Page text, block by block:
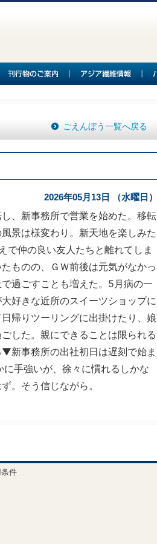
ごえんぼう一覧へ戻る
2026年05月13日 （水曜日）
、新事務所で営業を始めた。移転
景は様変わり。新天地を楽しみた
仲の良い友人たちと離れてしま
ものの、ＧＷ前後は元気がなかっ
過ごすことも増えた。5月病の一
好きな近所のスイーツショップに
帰りツーリングに出掛けたり、娘
した。親にできることは限られる
新事務所の出社初日は遅刻で始ま
手強いが、徐々に慣れるしかな
。そう信じながら。
件